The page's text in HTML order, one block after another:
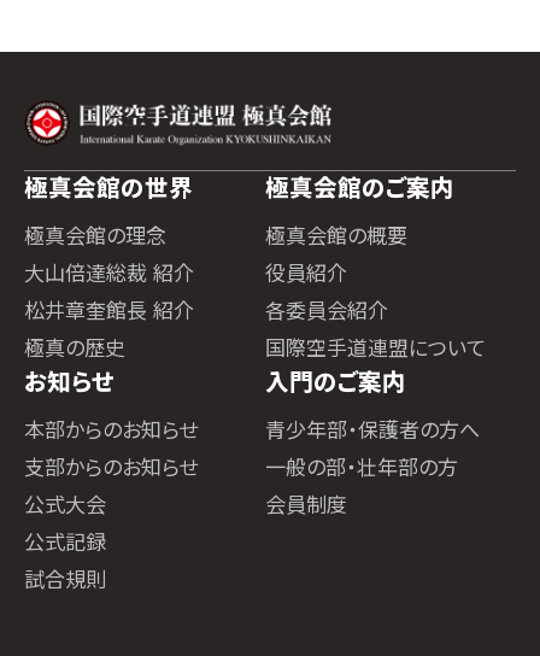
極真会館の世界
極真会館の理念
大山倍達総裁 紹介
松井章奎館長 紹介
極真の歴史
極真会館のご案内
極真会館の概要
役員紹介
各委員会紹介
国際空手道連盟について
お知らせ
本部からのお知らせ
支部からのお知らせ
公式大会
公式記録
試合規則
入門のご案内
青少年部・保護者の方へ
一般の部・壮年部の方
会員制度